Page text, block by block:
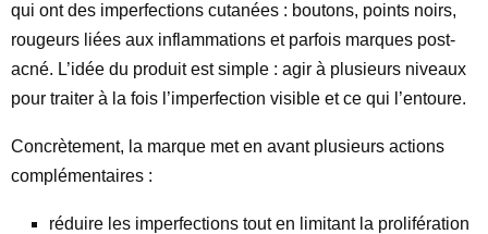
qui ont des imperfections cutanées : boutons, points noirs,
rougeurs liées aux inflammations et parfois marques post-
acné. L’idée du produit est simple : agir à plusieurs niveaux
pour traiter à la fois l’imperfection visible et ce qui l’entoure.
Concrètement, la marque met en avant plusieurs actions
complémentaires :
réduire les imperfections tout en limitant la prolifération